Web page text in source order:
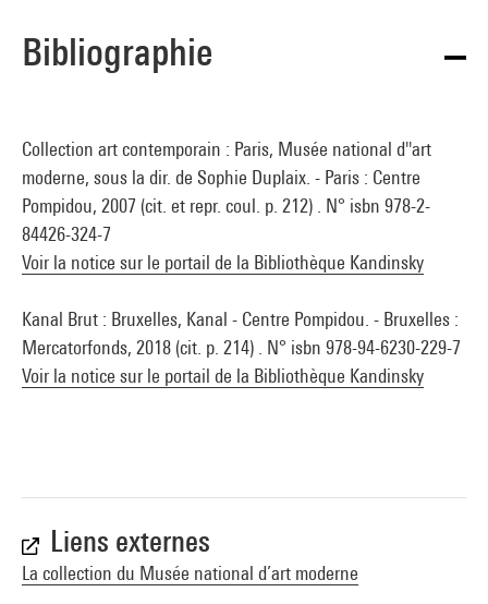
l’art minimal, celui d’un Robert Morris par exemple, en le
faisant tourner sur lui-même à l’infini, comme s’il s’était
sensation, dans l’imaginaire et dans le jeu.
Christine Macel
Source :
collection du Centre Pompidou, Musée national d'art moderne
, sous la direction de Sophie Duplaix, Paris, Centre Pompidou,
2007
Bibliographie
Collection art contemporain : Paris, Musée national d''art
moderne, sous la dir. de Sophie Duplaix. - Paris : Centre
Pompidou, 2007 (cit. et repr. coul. p. 212) . N° isbn 978-2-
84426-324-7
Voir la notice sur le portail de la Bibliothèque Kandinsky
Kanal Brut : Bruxelles, Kanal - Centre Pompidou. - Bruxelles :
Mercatorfonds, 2018 (cit. p. 214) . N° isbn 978-94-6230-229-7
Voir la notice sur le portail de la Bibliothèque Kandinsky
Liens externes
La collection du Musée national d’art moderne